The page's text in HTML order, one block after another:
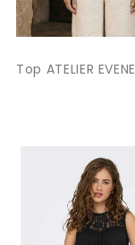
Top ATELIER EVENE